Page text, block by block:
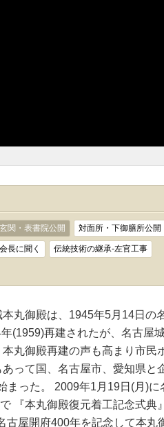
玄関・表書院公開 対面所・下御膳所公開
長に聞く 伝統技術の継承-左官工事
丸御殿は、1945年5月14日の
(1959)再建されたが、名古屋
丸御殿再建の声も高まり市民
って国、名古屋市、愛知県と
まった。 2009年1月19日(月)に
『本丸御殿復元着工記念式典
古屋開府400年を記念して本丸